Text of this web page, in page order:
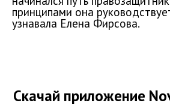
принципами она
узнавала Елена Фирсова.
Скачай приложение